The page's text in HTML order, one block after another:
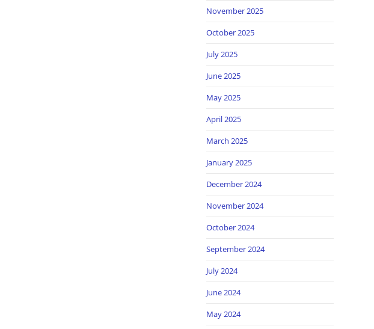
November 2025
October 2025
July 2025
June 2025
May 2025
April 2025
March 2025
January 2025
December 2024
November 2024
October 2024
September 2024
July 2024
June 2024
May 2024